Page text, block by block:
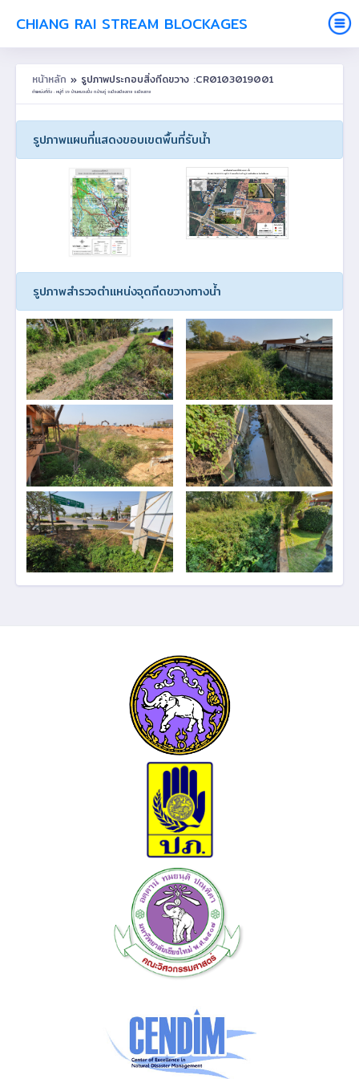
CHIANG RAI STREAM BLOCKAGES
หน้าหลัก » รูปภาพประกอบสิ่งกีดขวาง :CR0103019001
ตำแหน่งที่ตั้ง : หมู่ที่ 19 บ้านหนองปึ๋ง ต.บ้านดู่ อ.เมืองเชียงราย จ.เชียงราย
รูปภาพแผนที่แสดงขอบเขตพื้นที่รับน้ำ
รูปภาพสำรวจตำแหน่งจุดกีดขวางทางน้ำ